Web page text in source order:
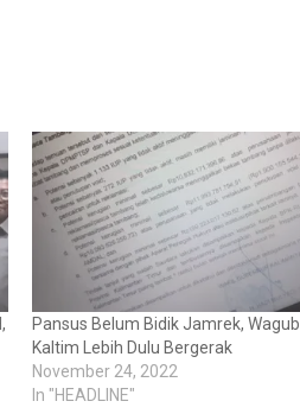
Pansus Belum Bidik Jamrek, Wagub
Kaltim Lebih Dulu Bergerak
November 24, 2022
In "HEADLINE"